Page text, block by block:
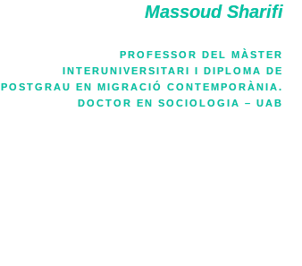
Massoud Sharifi
PROFESSOR DEL MÀSTER
INTERUNIVERSITARI I DIPLOMA DE
POSTGRAU EN MIGRACIÓ CONTEMPORÀNIA.
DOCTOR EN SOCIOLOGIA – UAB